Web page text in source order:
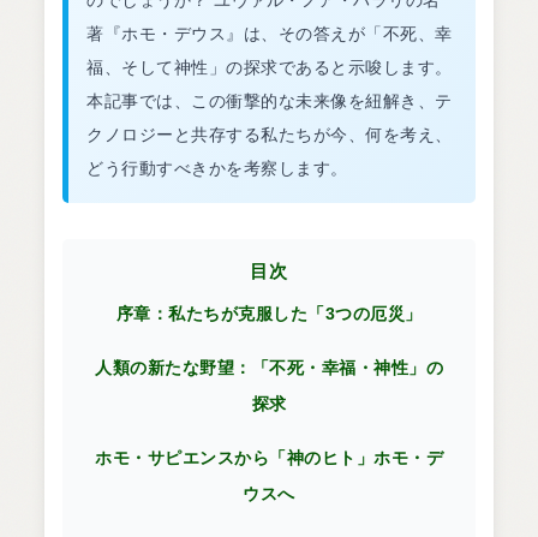
著『ホモ・デウス』は、その答えが「不死、幸
福、そして神性」の探求であると示唆します。
本記事では、この衝撃的な未来像を紐解き、テ
クノロジーと共存する私たちが今、何を考え、
どう行動すべきかを考察します。
目次
序章：私たちが克服した「3つの厄災」
人類の新たな野望：「不死・幸福・神性」の
探求
ホモ・サピエンスから「神のヒト」ホモ・デ
ウスへ